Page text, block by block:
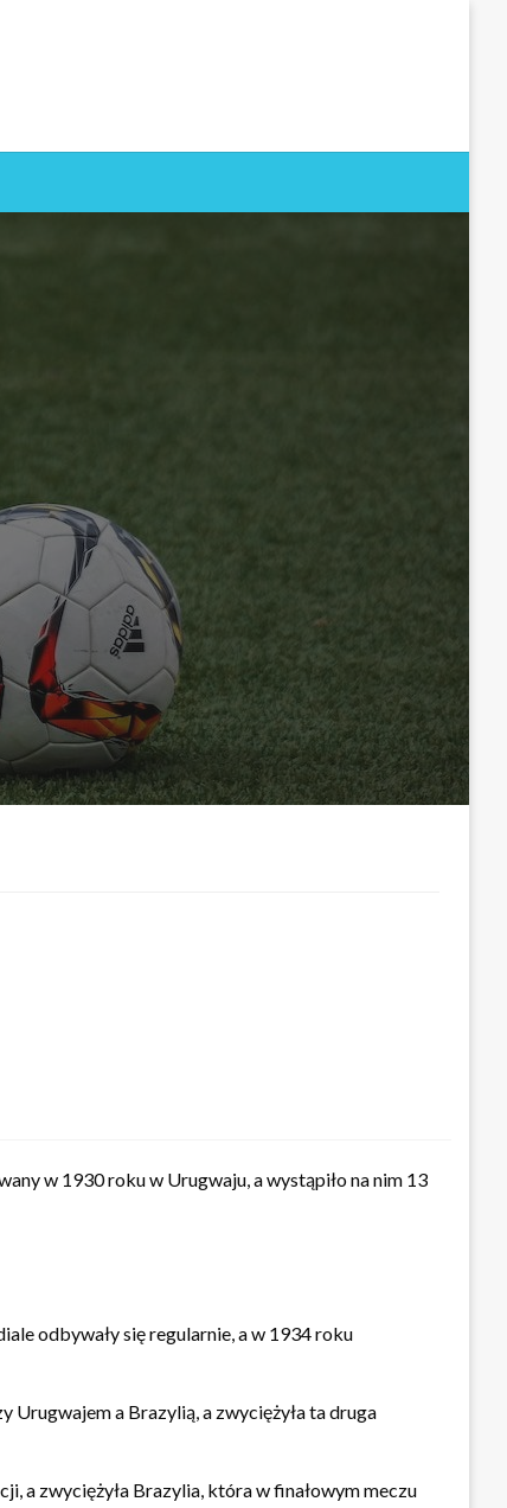
w 1930 roku w Urugwaju, a wystąpiło na nim 13
odbywały się regularnie, a w 1934 roku
Urugwajem a Brazylią, a zwyciężyła ta druga
a zwyciężyła Brazylia, która w finałowym meczu